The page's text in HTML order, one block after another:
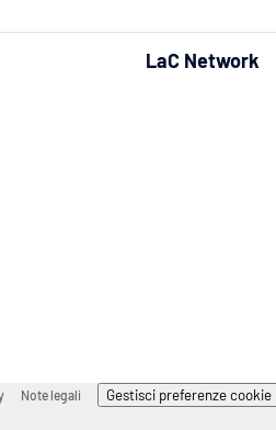
LaC Network
Note legali Gestisci preferenze cookie